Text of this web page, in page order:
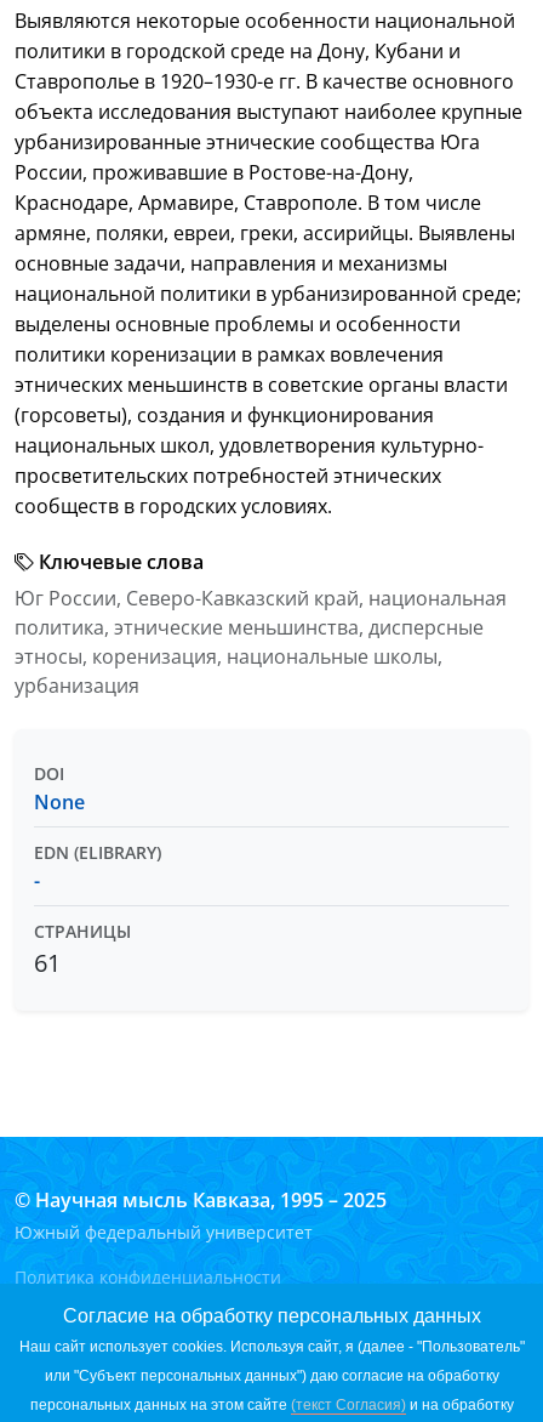
Согласие на обработку персональных данных
Наш сайт использует cookies. Используя сайт, я (далее - "Пользователь"
или "Субъект персональных данных") даю согласие на обработку
персональных данных на этом сайте (текст Согласия)и на обработку
Выявляются некоторые особенности национальной
политики в городской среде на Дону, Кубани и
Ставрополье в 1920–1930-е гг. В качестве основного
объекта исследования выступают наиболее крупные
урбанизированные этнические сообщества Юга
России, проживавшие в Ростове-на-Дону,
Краснодаре, Армавире, Ставрополе. В том числе
армяне, поляки, евреи, греки, ассирийцы. Выявлены
основные задачи, направления и механизмы
национальной политики в урбанизированной среде;
выделены основные проблемы и особенности
политики коренизации в рамках вовлечения
этнических меньшинств в советские органы власти
(горсоветы), создания и функционирования
национальных школ, удовлетворения культурно-
просветительских потребностей этнических
сообществ в городских условиях.
Ключевые слова
Юг России, Северо-Кавказский край, национальная
политика, этнические меньшинства, дисперсные
этносы, коренизация, национальные школы,
урбанизация
DOI
None
EDN (ELIBRARY)
-
СТРАНИЦЫ
61
© Научная мысль Кавказа, 1995 – 2025
Южный федеральный университет
Политика конфиденциальности
Согласие на обработку персональных данных на сайте
Согласие на обработку персональных данных с помощью
сервиса «Яндекс.Метрика»
Вход для редакторов